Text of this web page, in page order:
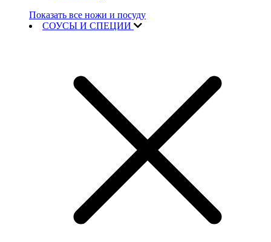
Показать все ножи и посуду
СОУСЫ И СПЕЦИИ